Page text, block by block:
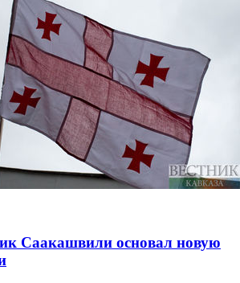
Саакашвили основал новую